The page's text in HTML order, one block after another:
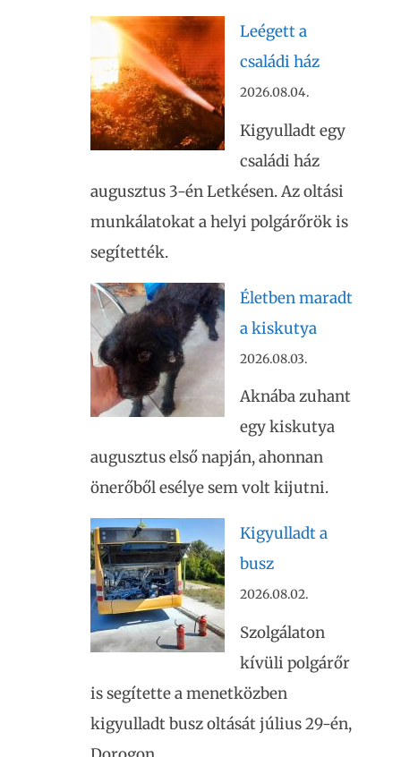
Leégett a
családi ház
2026.08.04.
Kigyulladt egy
családi ház
augusztus 3-én Letkésen. Az oltási
munkálatokat a helyi polgárőrök is
segítették.
Életben maradt
a kiskutya
2026.08.03.
Aknába zuhant
egy kiskutya
augusztus első napján, ahonnan
önerőből esélye sem volt kijutni.
Kigyulladt a
busz
2026.08.02.
Szolgálaton
kívüli polgárőr
is segítette a menetközben
kigyulladt busz oltását július 29-én,